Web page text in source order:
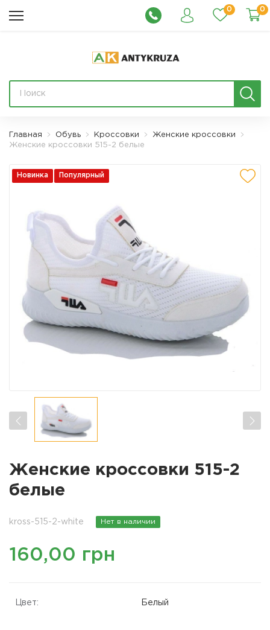
0 0
Главная Обувь Кроссовки
Женские кроссовки
Женские кроссовки 515-2 белые
Новинка Популярный
Женские кроссовки 515-2
белые
kross-515-2-white Нет в наличии
160,00 грн
Цвет: Белый